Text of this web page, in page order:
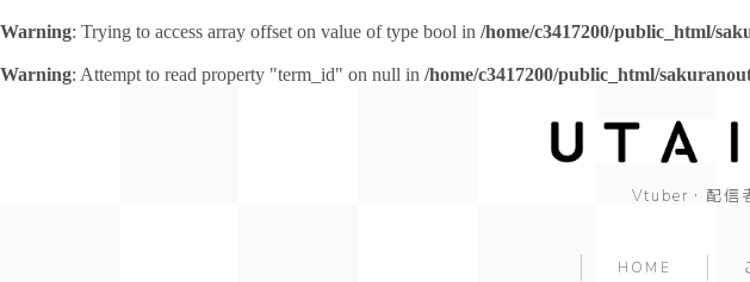
Warning: Trying to access array offset on value of type bool in /home/c3417200/public_html/
Warning: Attempt to read property "term_id" on null in /home/c3417200/public_html/
Vtuber・配信
HOME